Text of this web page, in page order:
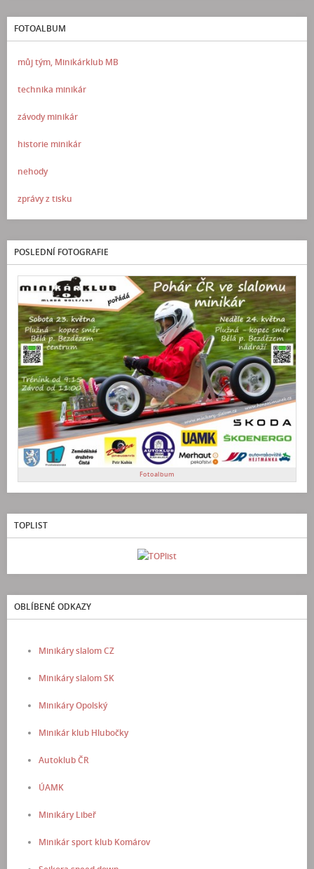
FOTOALBUM
můj tým, Minikárklub MB
technika minikár
závody minikár
historie minikár
nehody
zprávy z tisku
POSLEDNÍ FOTOGRAFIE
Fotoalbum
TOPLIST
OBLÍBENÉ ODKAZY
Minikáry slalom CZ
Minikáry slalom SK
Minikáry Opolský
Minikár klub Hlubočky
Autoklub ČR
ÚAMK
Minikáry Libeř
Minikár sport klub Komárov